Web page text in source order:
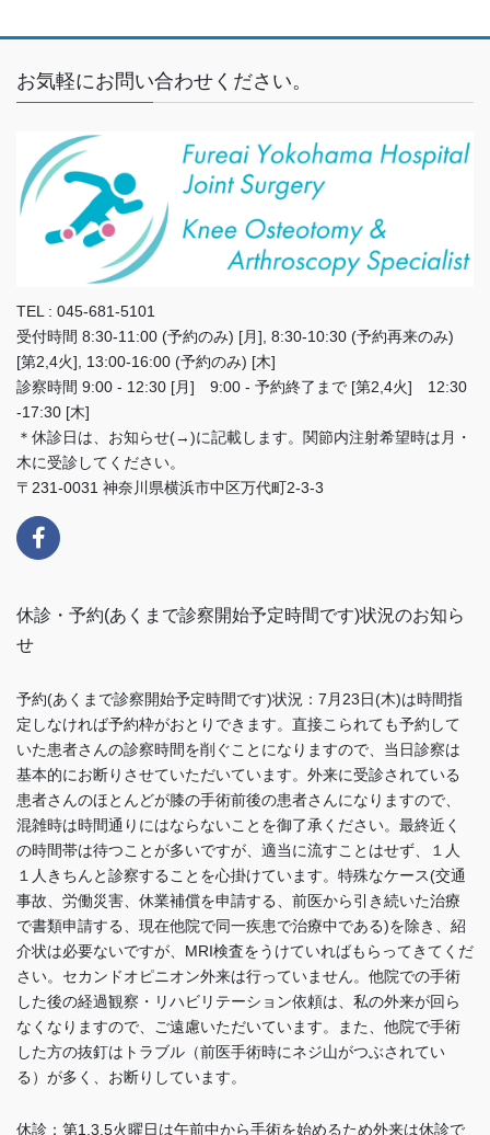
お気軽にお問い合わせください。
TEL : 045-681-5101
受付時間 8:30-11:00 (予約のみ) [月], 8:30-10:30 (予約再来のみ)
[第2,4火], 13:00-16:00 (予約のみ) [木]
診察時間 9:00 - 12:30 [月] 9:00 - 予約終了まで [第2,4火] 12:30
-17:30 [木]
＊休診日は、お知らせ(→)に記載します。関節内注射希望時は月・
木に受診してください。
〒231-0031 神奈川県横浜市中区万代町2-3-3
休診・予約(あくまで診察開始予定時間です)状況のお知ら
せ
予約(あくまで診察開始予定時間です)状況：7月23日(木)は時間指
定しなければ予約枠がおとりできます。直接こられても予約して
いた患者さんの診察時間を削ぐことになりますので、当日診察は
基本的にお断りさせていただいています。外来に受診されている
患者さんのほとんどが膝の手術前後の患者さんになりますので、
混雑時は時間通りにはならないことを御了承ください。最終近く
の時間帯は待つことが多いですが、適当に流すことはせず、１人
１人きちんと診察することを心掛けています。特殊なケース(交通
事故、労働災害、休業補償を申請する、前医から引き続いた治療
で書類申請する、現在他院で同一疾患で治療中である)を除き、紹
介状は必要ないですが、MRI検査をうけていればもらってきてくだ
さい。セカンドオピニオン外来は行っていません。他院での手術
した後の経過観察・リハビリテーション依頼は、私の外来が回ら
なくなりますので、ご遠慮いただいています。また、他院で手術
した方の抜釘はトラブル（前医手術時にネジ山がつぶされてい
る）が多く、お断りしています。
休診：第1,3,5火曜日は午前中から手術を始めるため外来は休診で